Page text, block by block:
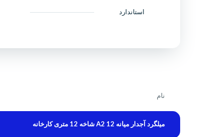
استاندارد
نام
میلگرد آجدار میانه 12 A2 شاخه 12 متری کارخانه